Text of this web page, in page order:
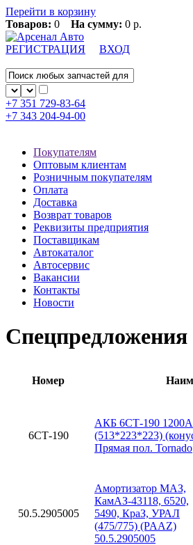
Перейти в корзину
Товаров: 0 На сумму: 0 р.
РЕГИСТРАЦИЯ ВХОД
+7 351 729-83-64
+7 343 204-94-00
Покупателям
Оптовым клиентам
Розничным покупателям
Оплата
Доставка
Возврат товаров
Реквизиты предприятия
Поставщикам
Автокаталог
Автосервис
Вакансии
Контакты
Новости
Спецпредложения
Номер
6СТ-190
АКБ 6СТ-190 1200А
(513*223*223)
Прямая пол. Tornado
50.5.2905005
Амортизатор МАЗ,
КамАЗ-43118, 6520,
5490, КраЗ, УРАЛ
(475/775) (PAAZ)
50.5.2905005